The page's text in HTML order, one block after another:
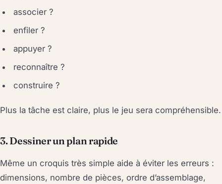
associer ?
enfiler ?
appuyer ?
reconnaître ?
construire ?
Plus la tâche est claire, plus le jeu sera compréhensible.
3. Dessiner un plan rapide
Même un croquis très simple aide à éviter les erreurs :
dimensions, nombre de pièces, ordre d’assemblage,